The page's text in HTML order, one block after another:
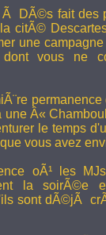
DÃ©s fait des
citÃ©
une
vous ne
Â«
le temps
vous avez
oÃ¹ les
la soirÃ©e
sont dÃ©jÃ